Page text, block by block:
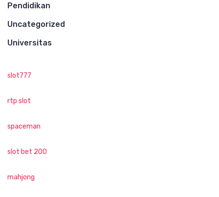
Pendidikan
Uncategorized
Universitas
slot777
rtp slot
spaceman
slot bet 200
mahjong